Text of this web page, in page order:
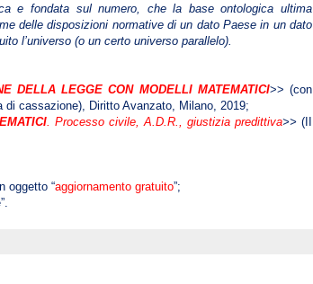
e fondata sul numero, che la base ontologica ultima
delle disposizioni normative di un dato Paese in un dato
l’universo (o un certo universo parallelo).
DELLA LEGGE CON MODELLI MATEMATICI>> (con
cassazione), Diritto Avanzato, Milano, 2019;
. Processo civile, A.D.R., giustizia predittiva>> (II
oggetto “aggiornamento gratuito”;